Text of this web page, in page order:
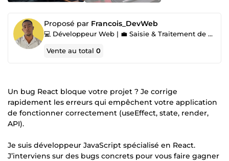
Proposé par Francois_DevWeb
💻 Développeur Web | 💼 Saisie & Traitement de Données
Vente au total0
Un bug React bloque votre projet ? Je corrige
rapidement les erreurs qui empêchent votre application
de fonctionner correctement (useEffect, state, render,
API).
Je suis développeur JavaScript spécialisé en React.
J’interviens sur des bugs concrets pour vous faire gagner